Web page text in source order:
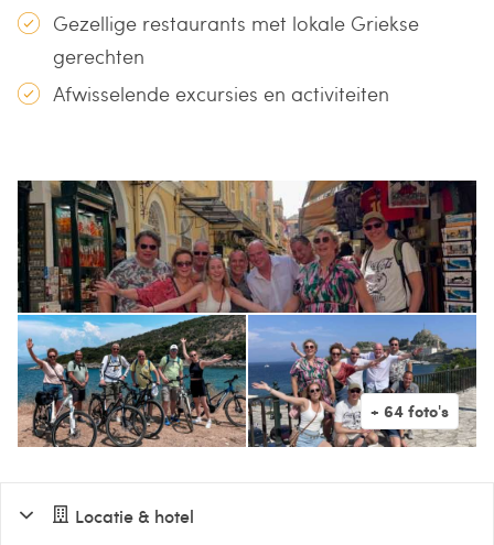
Gezellige restaurants met lokale Griekse
gerechten
Afwisselende excursies en activiteiten
Locatie & hotel